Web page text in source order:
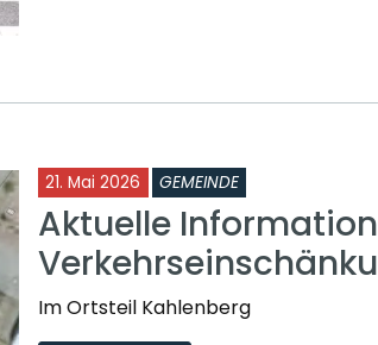
21. Mai 2026 GEMEINDE
Aktuelle
Im Ortsteil Kahlenberg